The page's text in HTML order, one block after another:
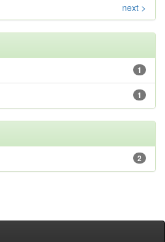
next >
1
1
2